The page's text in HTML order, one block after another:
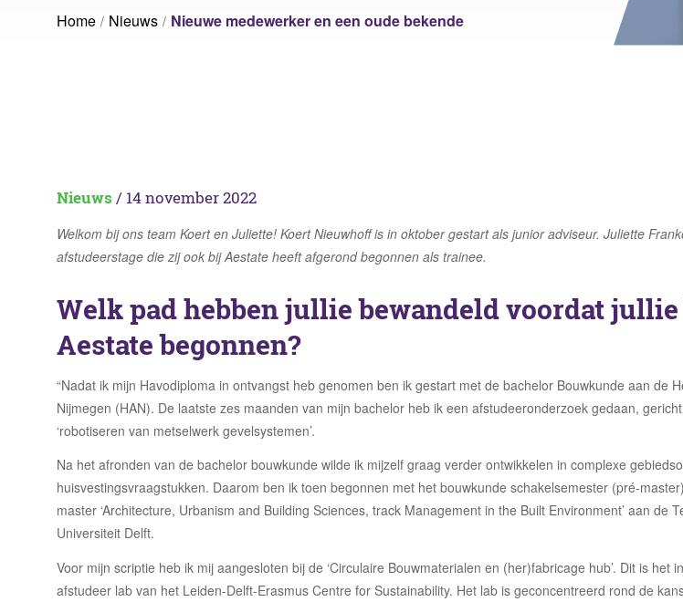
Ruimtebehoefte analyse
Voorziening Utrecht
Volksgezondheid en Milieu
Home Nieuws Nieuwe medewerker en een oude bekende
Nieuws / 14 november 2022
Welkom bij ons team Koert en Juliette! KoertNieuwhoffis in oktober gestart als junior adviseur. Juliette
afstudeerstage die zij ook bij Aestate heeft afgerond begonnen als trainee.
Welk pad hebben jullie bewandeld voordat
Aestate begonnen?
“Nadat ik mijn Havodiploma in ontvangst heb genomen ben ik gestart met de bachelor Bouwkunde aan de
Nijmegen (HAN). De laatste zes maanden van mijn bachelor heb ik een afstudeeronderzoek gedaan,
‘robotiseren van metselwerk gevelsystemen’.
Na het afronden van de bachelor bouwkunde wilde ik mijzelf graag verder ontwikkelen in complexe
huisvestingsvraagstukken. Daarom ben ik toen begonnen met het bouwkunde schakelsemester (pré-
master ‘Architecture, Urbanism and Building Sciences, track Management in the Built Environment’ aan de
Universiteit Delft.
Voor mijn scriptie heb ik mij aangesloten bij de ‘Circulaire Bouwmaterialen en (her)fabricage hub’. Dit is het
afstudeer lab van het Leiden-Delft-Erasmus Centre for Sustainability. Het lab is geconcentreerd rond de